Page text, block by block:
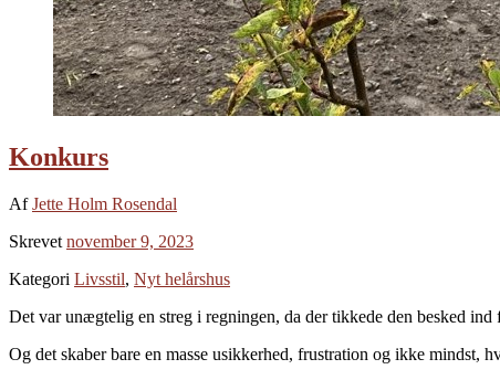
Konkurs
AfJette Holm Rosendal
Skrevet november 9, 2023
Kategori Livsstil, Nyt helårshus
Det var unægtelig en streg i regningen, da der tikkede den besked
Og det skaber bare en masse usikkerhed, frustration og ikke